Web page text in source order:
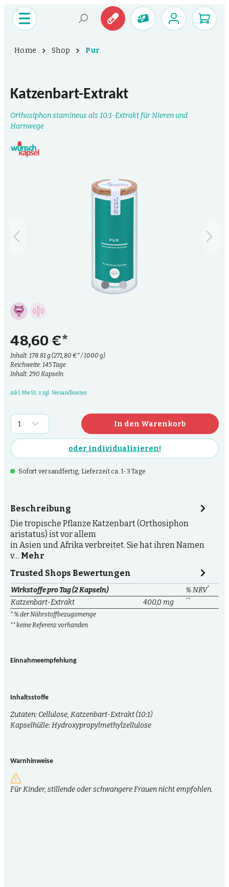
Home Shop Pur
Katzenbart-Extrakt
Orthosiphon stamineus als 10:1-Extrakt für Nieren und
Harnwege
48,60 €*
Inhalt: 178.81 g(271,80 €* / 1000 g)
Reichweite: 145 Tage
Inhalt: 290 Kapseln
inkl. MwSt. zzgl. Versandkosten
In den Warenkorb
oder individualisieren!
Sofort versandfertig, Lieferzeit ca. 1-3 Tage
Beschreibung
Die tropische Pflanze Katzenbart (Orthosiphon
aristatus) ist vor allem
in Asien und Afrika verbreitet. Sie hat ihren Namen
v… Mehr
Trusted Shops Bewertungen
Wirkstoffe pro Tag (2 Kapseln) % NRV*
Katzenbart-Extrakt 400,0 mg **
* % der Nährstoffbezugsmenge
** keine Referenz vorhanden
Einnahmeempfehlung
Inhaltsstoffe
Zutaten: Cellulose, Katzenbart-Extrakt (10:1)
Kapselhülle: Hydroxypropylmethylzellulose
Warnhinweise
Für Kinder, stillende oder schwangere Frauen nicht empfohlen.